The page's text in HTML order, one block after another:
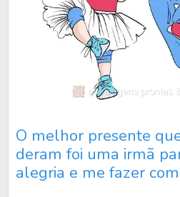
O melhor presente
deram foi uma irmã
alegria e me fazer